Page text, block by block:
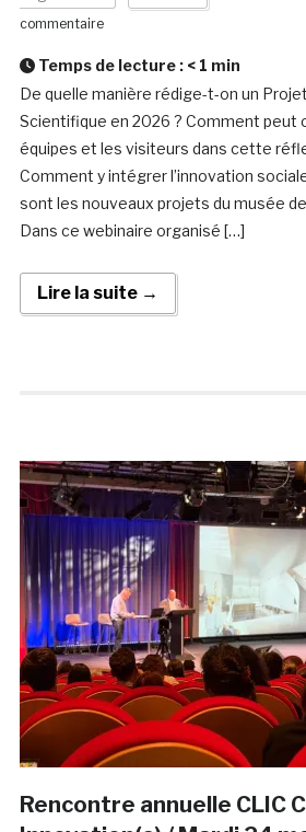
commentaire
Temps de lecture : < 1 min
De quelle manière rédige-t-on un
Scientifique en 2026 ? Comment peut
équipes et les visiteurs dans cette
Comment y intégrer l’innovation
sont les nouveaux projets du musée
Dans ce webinaire organisé […]
Lire la suite →
Rencontre annuelle CLIC